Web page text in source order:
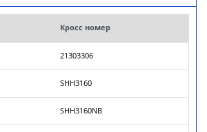
Кросс номер
21303306
SHH3160
SHH3160NB